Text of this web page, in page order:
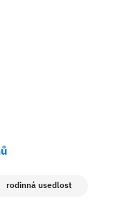
rodinná usedlost